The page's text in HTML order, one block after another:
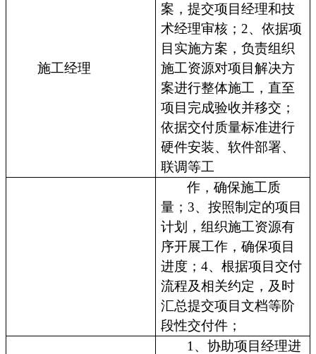
施工经理
案，提交项目经理和技
术经理审核；2、依据项
目实施方案，负责组织
施工资源对项目解决方
案进行整体施工，直至
项目完成验收并移交；
依据交付质量标准进行
硬件安装、软件部署、
联调等工
作，确保施工质
量；3、按照制定的项目
计划，组织施工资源有
序开展工作，确保项目
进度；4、根据项目交付
流程及相关约定，及时
汇总提交项目文档等阶
段性交付件；
1、协助项目经理进